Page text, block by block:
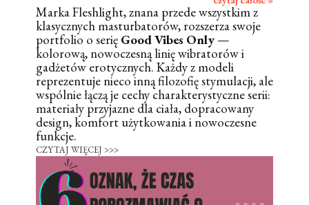
Marka Fleshlight, znana przede wszystkim z
klasycznych masturbatorów, rozszerza swoje
portfolio o serię Good Vibes Only —
kolorową, nowoczesną linię wibratorów i
gadżetów erotycznych. Każdy z modeli
reprezentuje nieco inną filozofię stymulacji, ale
wspólnie łączą je cechy charakterystyczne serii:
materiały przyjazne dla ciała, dopracowany
design, komfort użytkowania i nowoczesne
funkcje.
CZYTAJ WIĘCEJ >>>